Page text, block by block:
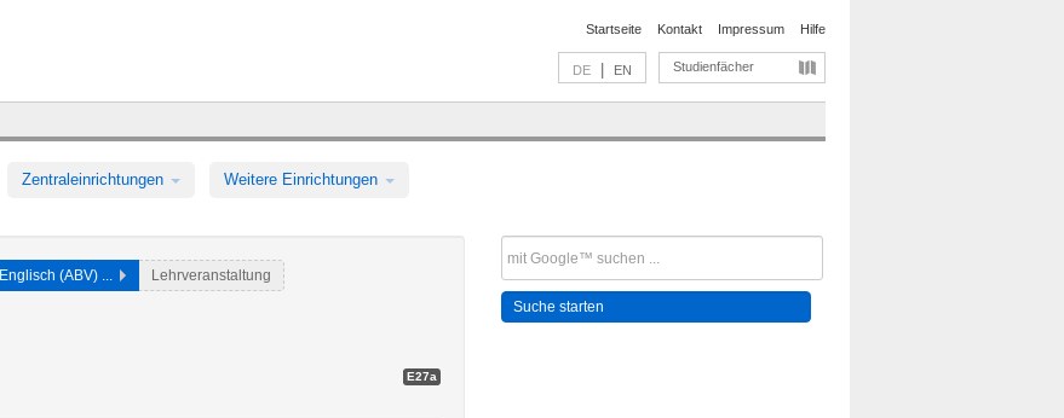
Startseite Kontakt Impressum Hilfe
DE EN Studienfächer
Zentraleinrichtungen Weitere Einrichtungen
Englisch (ABV) ... Lehrveranstaltung
E27a